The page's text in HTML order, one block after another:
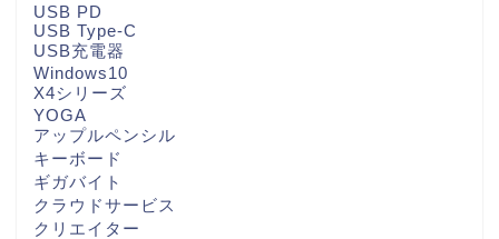
USB PD
USB Type-C
USB充電器
Windows10
X4シリーズ
YOGA
アップルペンシル
キーボード
ギガバイト
クラウドサービス
クリエイター